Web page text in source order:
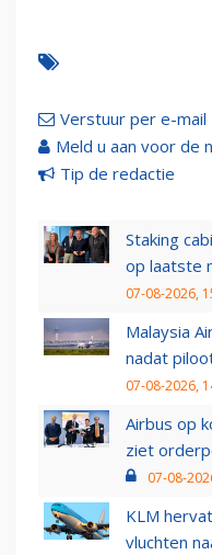
Verstuur per e-mail
Meld u aan voor de
Tip de redactie
Staking
op laatste
07-08-2026,
Malaysia
nadat
07-08-2026,
Airbus op
ziet
07-08-
KLM
vluchten